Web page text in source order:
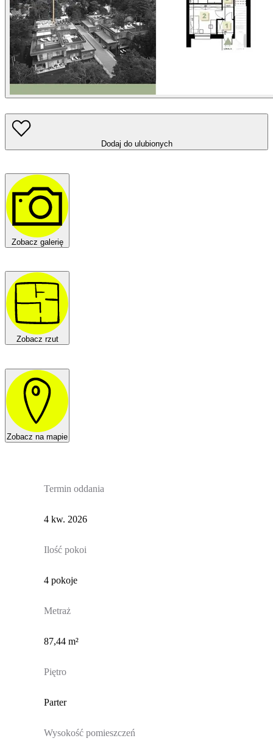
Dodaj do ulubionych
Zobacz galerię
Zobacz rzut
Zobacz na mapie
Termin oddania
4 kw. 2026
Ilość pokoi
4 pokoje
Metraż
87,44 m²
Piętro
Parter
Wysokość pomieszczeń